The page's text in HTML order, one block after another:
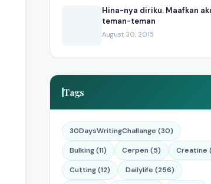
Hina-nya diriku. Maafkan
teman-teman
August 30, 2015
Tags
30DaysWritingChallange (30)
Bulking (11) Cerpen (5) Creatine
Cutting (12) Dailylife (256)